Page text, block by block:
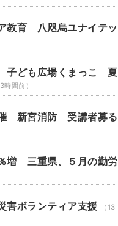
教育 八咫烏ユナイテッ
子ども広場くまっこ 夏
時間前）
新宮消防 受講者募る
増 三重県、５月の勤労
ボランティア支援
（13